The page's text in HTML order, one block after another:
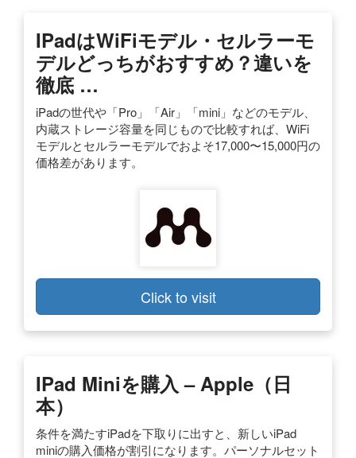
IPadはWiFiモデル・セルラーモ
デルどっちがおすすめ？違いを
徹底 …
iPadの世代や「Pro」「Air」「mini」などのモデル、
内蔵ストレージ容量を同じもので比較すれば、WiFi
モデルとセルラーモデルでおよそ17,000〜15,000円の
価格差があります。
Click to visit
IPad Miniを購入 – Apple（日
本）
条件を満たすiPadを下取りに出すと、新しいiPad
miniの購入価格が割引になります。パーソナルセット